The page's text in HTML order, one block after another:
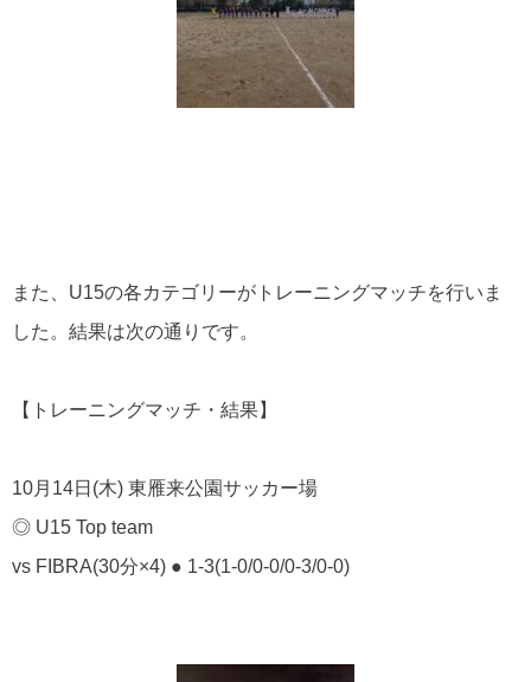
また、U15の各カテゴリーがトレーニングマッチを行いま
した。結果は次の通りです。
【トレーニングマッチ・結果】
10月14日(木) 東雁来公園サッカー場
◎ U15 Top team
vs FIBRA(30分×4) ● 1-3(1-0/0-0/0-3/0-0)